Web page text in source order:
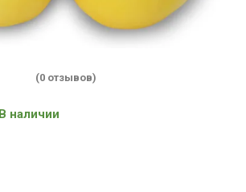
(0 отзывов)
В наличии